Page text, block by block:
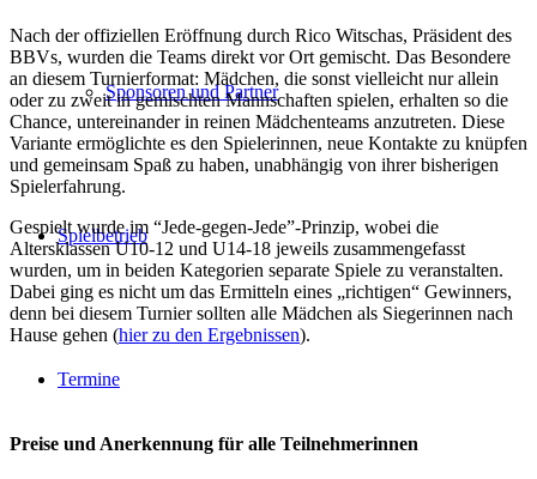
Sponsoren und Partner
Spielbetrieb
Termine
Nach der offiziellen Eröffnung durch Rico Witschas, Präsident des
BBVs, wurden die Teams direkt vor Ort gemischt. Das Besondere
an diesem Turnierformat: Mädchen, die sonst vielleicht nur allein
oder zu zweit in gemischten Mannschaften spielen, erhalten so die
Chance, untereinander in reinen Mädchenteams anzutreten. Diese
Variante ermöglichte es den Spielerinnen, neue Kontakte zu knüpfen
und gemeinsam Spaß zu haben, unabhängig von ihrer bisherigen
Spielerfahrung.
Gespielt wurde im “Jede-gegen-Jede”-Prinzip, wobei die
Altersklassen U10-12 und U14-18 jeweils zusammengefasst
wurden, um in beiden Kategorien separate Spiele zu veranstalten.
Dabei ging es nicht um das Ermitteln eines „richtigen“ Gewinners,
denn bei diesem Turnier sollten alle Mädchen als Siegerinnen nach
Hause gehen (hier zu den Ergebnissen).
Preise und Anerkennung für alle Teilnehmerinnen